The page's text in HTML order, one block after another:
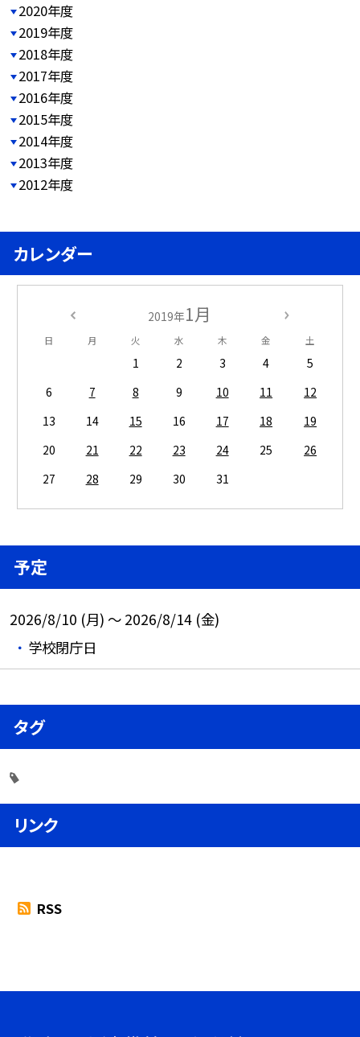
2020年度
2019年度
2018年度
2017年度
2016年度
2015年度
2014年度
2013年度
2012年度
カレンダー
2019年1月
日 月 火 水 木 金 土
1 2 3 4
5
6
7 8 9 10 11
12
13
14 15 16 17 18
19
20
21 22 23 24 25
26
27
28 29 30 31
予定
2026/8/10 (月) ～ 2026/8/14 (金)
学校閉庁日
タグ
リンク
RSS